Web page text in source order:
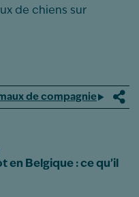
de chiens sur
de compagnie
Belgique : ce qu’il